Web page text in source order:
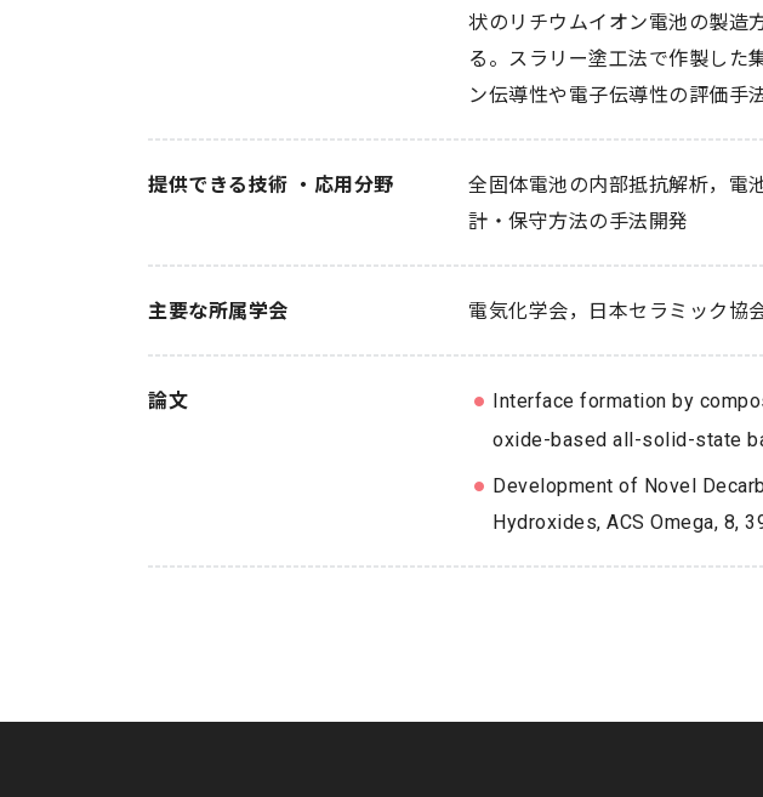
状のリチウムイオン電池の製造
る。スラリー塗工法で作製した
ン伝導性や電子伝導性の評価手
提供できる技術 ・応用分野
全固体電池の内部抵抗解析，電
計・保守方法の手法開発
主要な所属学会 電気化学会，日本セラミック協
論文 Interface formation by
oxide-based all-solid-state
Development of Novel
Hydroxides, ACS Omega, 8,